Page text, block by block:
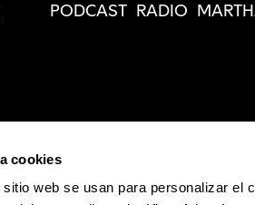
cookies
web se usan para personalizar el
PODCAST RADIO